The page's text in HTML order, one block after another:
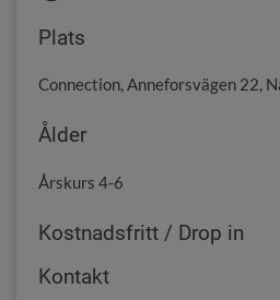
Plats
Connection, Anneforsvägen 22,
Ålder
Årskurs 4-6
Kostnadsfritt / Drop in
Kontakt